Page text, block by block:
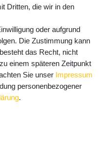
- Keine Angebote
dieDaten­schutz­erklärung
Dritten, die wir in den
oder aufgrund
Die Zustimmung kann
das Recht, nicht
einem späteren Zeitpunkt
Sie unser Impressum
personenbezogener
.